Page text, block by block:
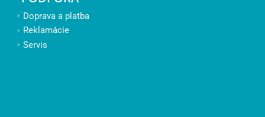
Doprava a platba
Reklamácie
Servis